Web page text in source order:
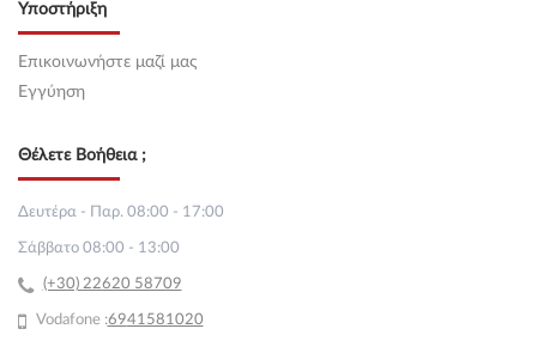
Υποστήριξη
Επικοινωνήστε μαζί μας
Εγγύηση
Θέλετε Βοήθεια ;
Δευτέρα - Παρ. 08:00 - 17:00
Σάββατο 08:00 - 13:00
(+30) 22620 58709
Vodafone :6941581020